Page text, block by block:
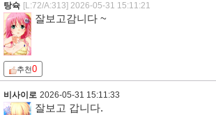
탕슉 [L:72/A:313] 2026-05-31 15:11:21
잘보고감니다 ~
추천0
비사이로 2026-05-31 15:11:33
잘보고 갑니다.